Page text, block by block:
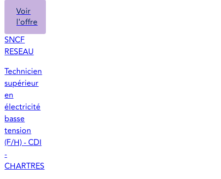
Voir
l'offre
SNCF
RESEAU
Technicien
supérieur
en
électricité
basse
tension
(F/H) - CDI
-
CHARTRES